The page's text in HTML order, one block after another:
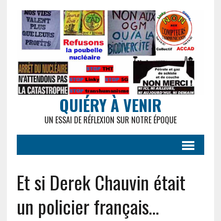
QUIÉRY À VENIR
UN ESSAI DE RÉFLEXION SUR NOTRE ÉPOQUE
Et si Derek Chauvin était
un policier français…